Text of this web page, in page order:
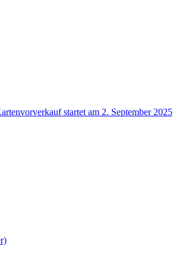
startet am 2. September 2025